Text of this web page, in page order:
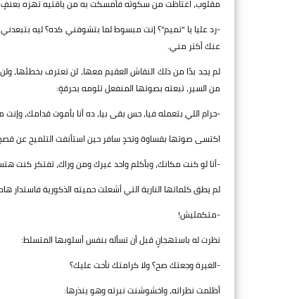
مقلوب، اغتاظت من سكوته فأمسكت به من ياقتيه تهزه
-رد عليا يا "تميم"؟ إنت مبسوط لما بتشوفني كده؟ ليه
عنك أكتر مني.
لم يجد بدًا من ذلك النقاش العقيم معها، لن تعترف بخطئها،
من السير، تبعته بصوتها المنفعل تلومه بحرقةٍ:
-حرام اللي بتعمله فيا، حس بقى بيا، ده أنا بأموت قدامك،
اكتسى صوتها بقساوة وتحدٍ سافر حين استأنفت التلميح عن
-أنا لو كنت مكانك، وبأكلم واحد غيرك ومن وراك، تفتكر كنت
لم يطق كلماتها النارية التي أشعلت حميته الذكورية فاستدار
-متكمليش!
نظرت له باستهجانٍ قبل أن تسأله بنفس أسلوبها المتسلط:
-الغيرة وجعتك صح؟ ولا كرامتك نأحت عليك؟
أظلمت نظراته، واخشوشنت نبرته وهو ينذرها: